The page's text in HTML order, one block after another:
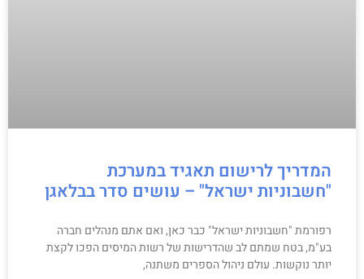
המדריך לרישום תאגיד במערכת
"חשבוניות ישראל" – עושים סדר בבלאגן
רפורמת "חשבוניות ישראל" כבר כאן, ואם אתם מנהלים חברה
בע"מ, בטח שמתם לב שהדרישות של רשות המיסים הפכו לקצת
יותר נוקשות. עולם ניהול הספרים משתנה,